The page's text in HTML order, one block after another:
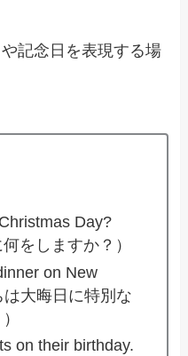
記念日を表現する場
Day?
をしますか？）
on New
は大晦日に特別な
on their birthday.